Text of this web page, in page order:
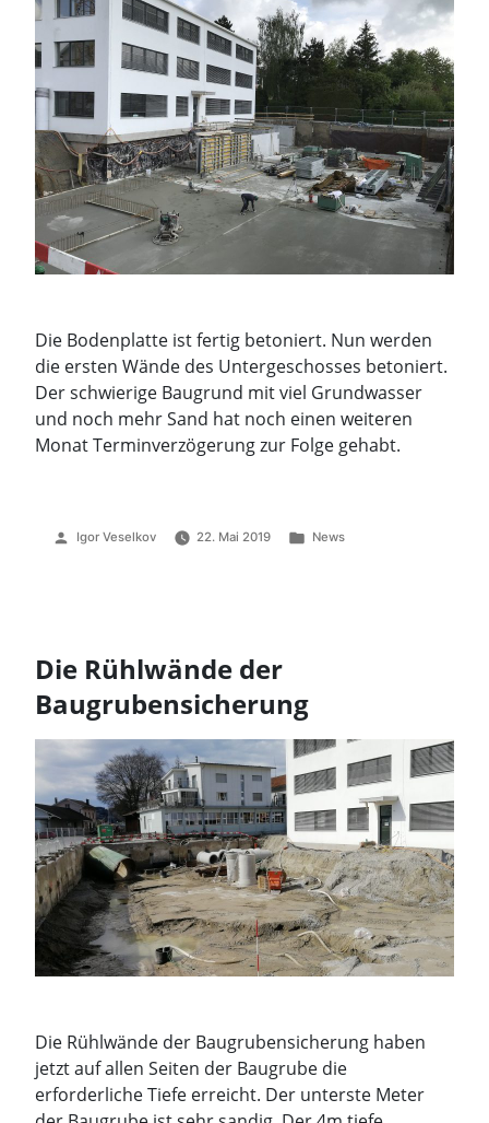
Die Bodenplatte ist fertig betoniert. Nun werden
die ersten Wände des Untergeschosses betoniert.
Der schwierige Baugrund mit viel Grundwasser
und noch mehr Sand hat noch einen weiteren
Monat Terminverzögerung zur Folge gehabt.
Veröffentlicht
Igor Veselkov 22. Mai 2019
Veröffentlicht
News
Die Rühlwände der
Baugrubensicherung
Die Rühlwände der Baugrubensicherung haben
jetzt auf allen Seiten der Baugrube die
erforderliche Tiefe erreicht. Der unterste Meter